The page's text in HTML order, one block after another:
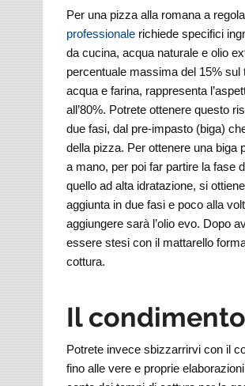
Per una pizza alla romana a
professionale richiede specifici
da cucina, acqua naturale e olio
percentuale massima del 15% sul
acqua e farina, rappresenta
all’80%. Potrete ottenere questo
due fasi, dal pre-impasto (biga)
della pizza. Per ottenere una biga
a mano, per poi far partire la fase
quello ad alta idratazione, si
aggiunta in due fasi e poco alla
aggiungere sarà l’olio evo. Dopo
essere stesi con il mattarello
cottura.
Il
Potrete invece sbizzarrirvi con il
fino alle vere e proprie